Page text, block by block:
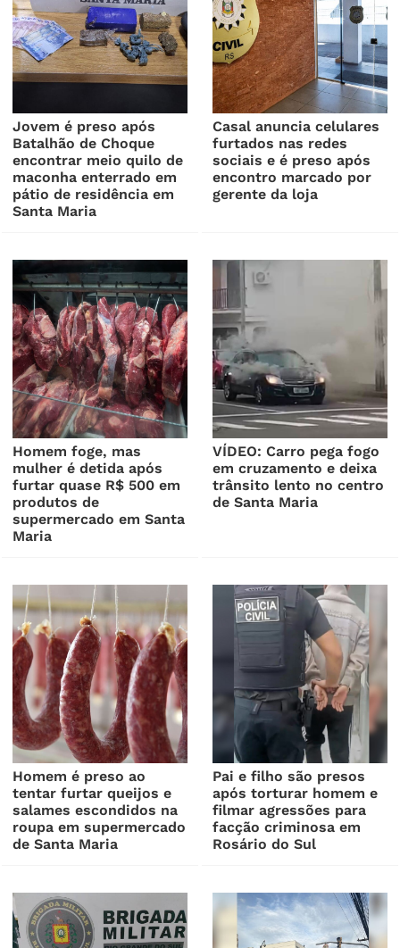
Jovem é preso após
Batalhão de Choque
encontrar meio quilo de
maconha enterrado em
pátio de residência em
Santa Maria
Casal anuncia celulares
furtados nas redes
sociais e é preso após
encontro marcado por
gerente da loja
Homem foge, mas
mulher é detida após
furtar quase R$ 500 em
produtos de
supermercado em Santa
Maria
VÍDEO: Carro pega fogo
em cruzamento e deixa
trânsito lento no centro
de Santa Maria
Homem é preso ao
tentar furtar queijos e
salames escondidos na
roupa em supermercado
de Santa Maria
Pai e filho são presos
após torturar homem e
filmar agressões para
facção criminosa em
Rosário do Sul